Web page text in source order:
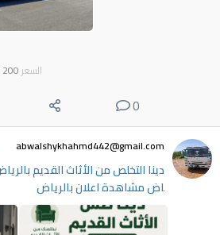
السعر 200
0
abwalshykhahmd442@gmail.com
اض مشاهدة اعلان بالرياض